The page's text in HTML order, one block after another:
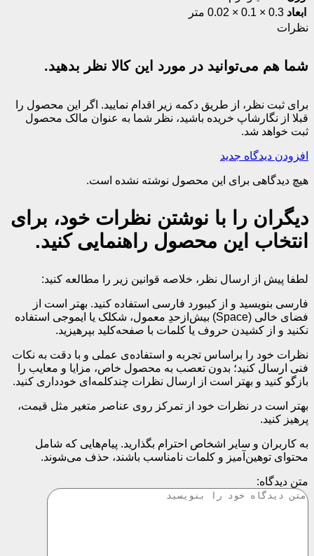
ابعاد 0.3 × 0.1 × 0.02 متر
نظرات
شما هم می‌توانید در مورد این کالا نظر بدهید.
برای ثبت نظر، از طریق دکمه زیر اقدام نمایید. اگر این محصول را
قبلا از نگارشاپ خریده باشید، نظر شما به عنوان مالک محصول
ثبت خواهد شد.
افزودن دیدگاه جدید
هیچ دیدگاهی برای این محصول نوشته نشده است.
دیگران را با نوشتن نظرات خود، برای
انتخاب این محصول راهنمایی کنید.
لطفا پیش از ارسال نظر، خلاصه قوانین زیر را مطالعه کنید:
فارسی بنویسید و از کیبورد فارسی استفاده کنید. بهتر است از
فضای خالی (Space) بیش‌از‌حدِ معمول، شکلک یا ایموجی استفاده
نکنید و از کشیدن حروف یا کلمات با صفحه‌کلید بپرهیزید.
نظرات خود را براساس تجربه و استفاده‌ی عملی و با دقت به نکات
فنی ارسال کنید؛ بدون تعصب به محصول خاص، مزایا و معایب را
بازگو کنید و بهتر است از ارسال نظرات چندکلمه‌‌ای خودداری کنید.
بهتر است در نظرات خود از تمرکز روی عناصر متغیر مثل قیمت،
پرهیز کنید.
به کاربران و سایر اشخاص احترام بگذارید. پیام‌هایی که شامل
محتوای توهین‌آمیز و کلمات نامناسب باشند، حذف می‌شوند.
متن دیدگاه: